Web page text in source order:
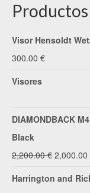
Productos
Visor Hensoldt
300.00 €
Visores
DIAMONDBACK
Black
2,200.00€ El
precio
2,000.00
Harrington and